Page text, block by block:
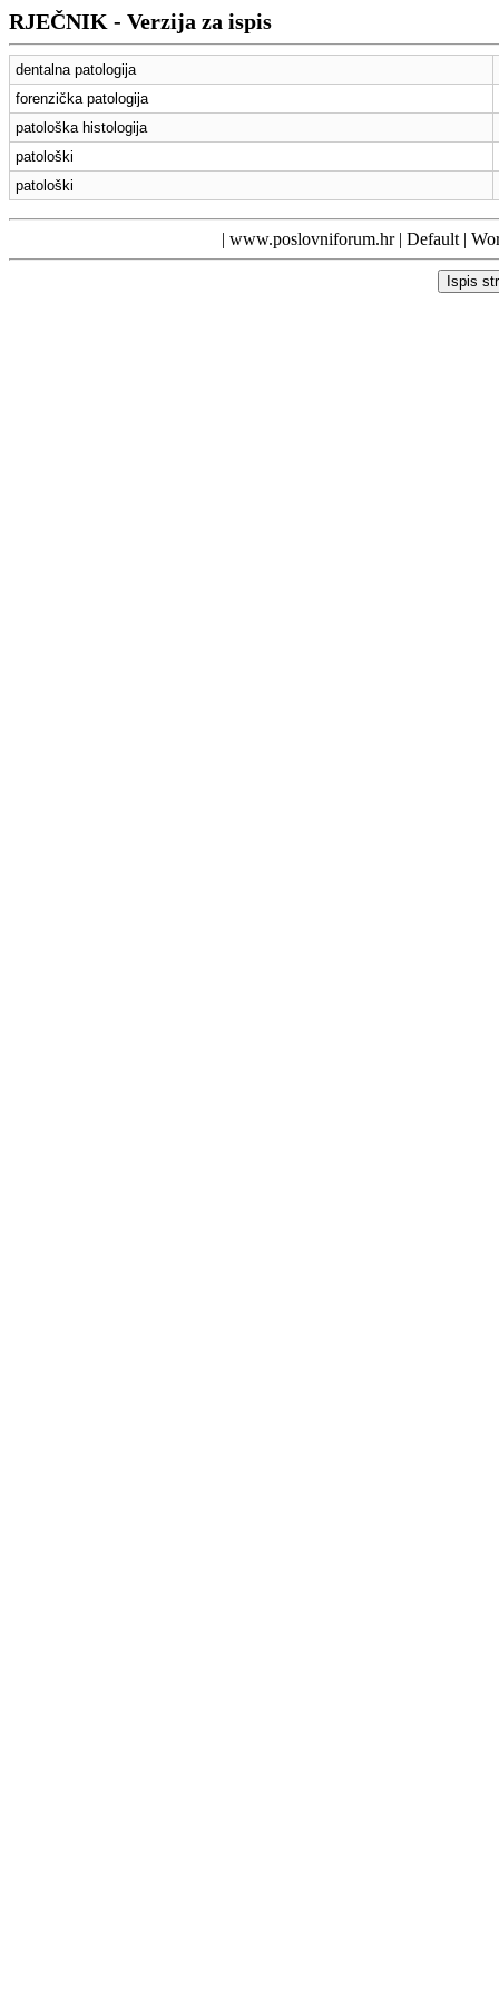
RJEČNIK - Verzija za ispis
dentalna patologija
forenzička patologija
patološka histologija
patološki
patološki
| www.poslovniforum.hr| Default |